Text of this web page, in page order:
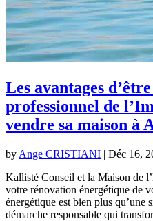
Les avantages
professionnel de
vendre sa maison à
by Ange CRISTIANI | Déc 16,
Kallisté Conseil et la Maison de
votre rénovation énergétique de
énergétique est bien plus qu’une
démarche responsable qui